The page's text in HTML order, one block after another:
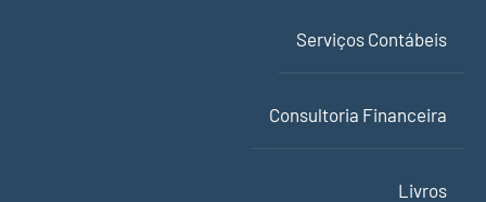
Serviços Contábeis
Consultoria Financeira
Livros